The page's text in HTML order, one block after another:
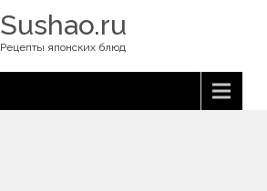
Sushao.ru
Рецепты японских блюд